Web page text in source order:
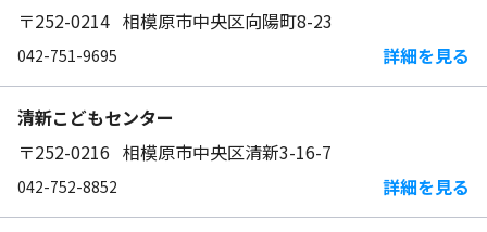
〒252-0214 相模原市中央区向陽町8-23
042-751-9695 詳細を見る
清新こどもセンター
〒252-0216 相模原市中央区清新3-16-7
042-752-8852 詳細を見る